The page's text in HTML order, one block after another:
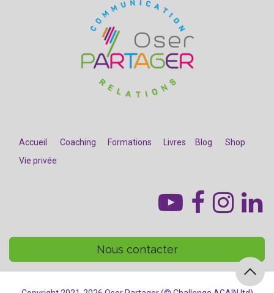
Accueil Coaching Formations Livres Blog
Shop
Vie privée
Nous contacter